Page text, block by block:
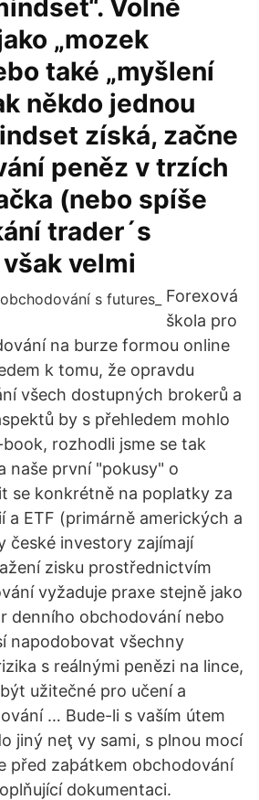
Volně
„mozek
také „myšlení
někdo jednou
získá, začne
peněz v trzích
(nebo spíše
trader´s
velmi
Forexová
škola pro
na burze formou online
k tomu, že opravdu
všech dostupných brokerů a
by s přehledem mohlo
rozhodli jsme se tak
naše první "pokusy" o
se konkrétně na poplatky za
a ETF (primárně amerických a
české investory zajímají
zisku prostřednictvím
vyžaduje praxe stejně jako
denního obchodování nebo
napodobovat všechny
s reálnými penězi na lince,
užitečné pro učení a
… Bude-li s vaším útem
jiný neţ vy sami, s plnou mocí
před zaþátkem obchodování
dokumentaci.